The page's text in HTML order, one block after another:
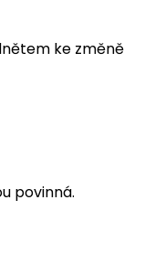
ke změně
povinná.